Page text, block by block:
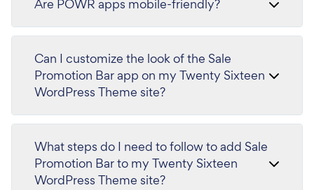
Are POWR apps mobile-friendly?
Can I customize the look of the Sale
Promotion Bar app on my Twenty Sixteen
WordPress Theme site?
What steps do I need to follow to add Sale
Promotion Bar to my Twenty Sixteen
WordPress Theme site?